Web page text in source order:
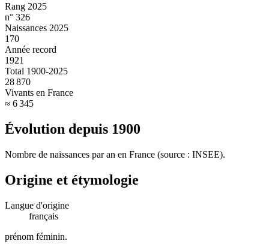
Rang 2025
n° 326
Naissances 2025
170
Année record
1921
Total 1900-2025
28 870
Vivants en France
≈ 6 345
Évolution depuis 1900
Nombre de naissances par an en France (source : INSEE).
Origine et étymologie
Langue d'origine
français
prénom féminin.